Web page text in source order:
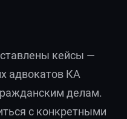
кейсы —
адвокатов КА
делам.
с конкретными